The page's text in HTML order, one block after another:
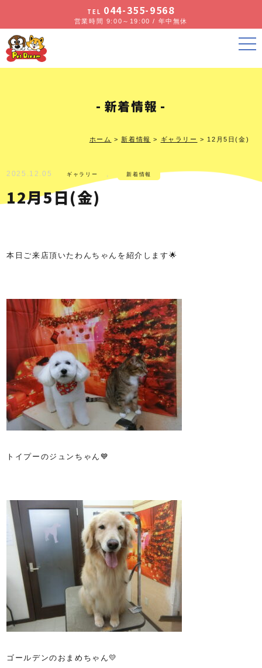
TEL 044-355-9568
営業時間 9:00～19:00 / 年中無休
新着情報
ホーム > 新着情報 > ギャラリー > 12月5日(金)
2025.12.05 ギャラリー 新着情報
12月5日(金)
本日ご来店頂いたわんちゃんを紹介します🌟
トイプーのジュンちゃん💙
ゴールデンのおまめちゃん💛